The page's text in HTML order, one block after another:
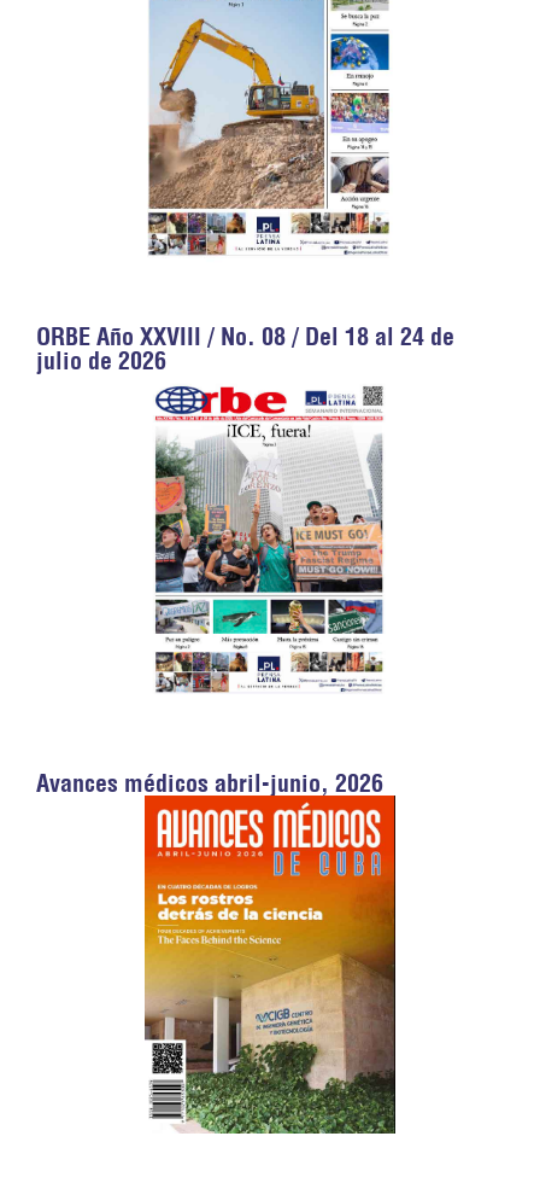
ORBE Año XXVIII / No. 08 / Del 18 al 24 de
julio de 2026
Avances médicos abril-junio, 2026